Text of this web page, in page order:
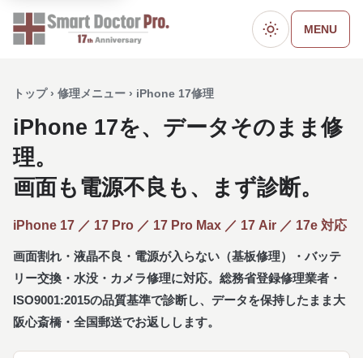
ダークモード
MENU
トップ › 修理メニュー › iPhone 17修理
iPhone 17を、データそのまま修
理。
画面も電源不良も、まず診断。
iPhone 17 ／ 17 Pro ／ 17 Pro Max ／ 17 Air ／ 17e 対応
画面割れ・液晶不良・電源が入らない（基板修理）・バッテ
リー交換・水没・カメラ修理に対応。総務省登録修理業者・
ISO9001:2015の品質基準で診断し、データを保持したまま大
阪心斎橋・全国郵送でお返しします。